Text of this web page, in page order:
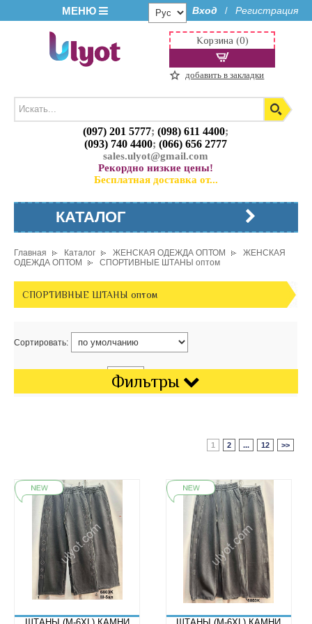
МЕНЮ Вход / Регистрация
(097) 201 5777;(098) 611 4400;
(093) 740 4400;(066) 656 2777
sales.ulyot@gmail.com
Рекордно низкие цены!
Бесплатная доставка от...
Корзина (0)
добавить в закладки
КАТАЛОГ
Главная Каталог ЖЕНСКАЯ ОДЕЖДА ОПТОМ
ЖЕНСКАЯ
ОДЕЖДА ОПТОМ
СПОРТИВНЫЕ ШТАНЫ оптом
Фильтры
СПОРТИВНЫЕ ШТАНЫ оптом
Сортировать:
1 2 ... 12 >>